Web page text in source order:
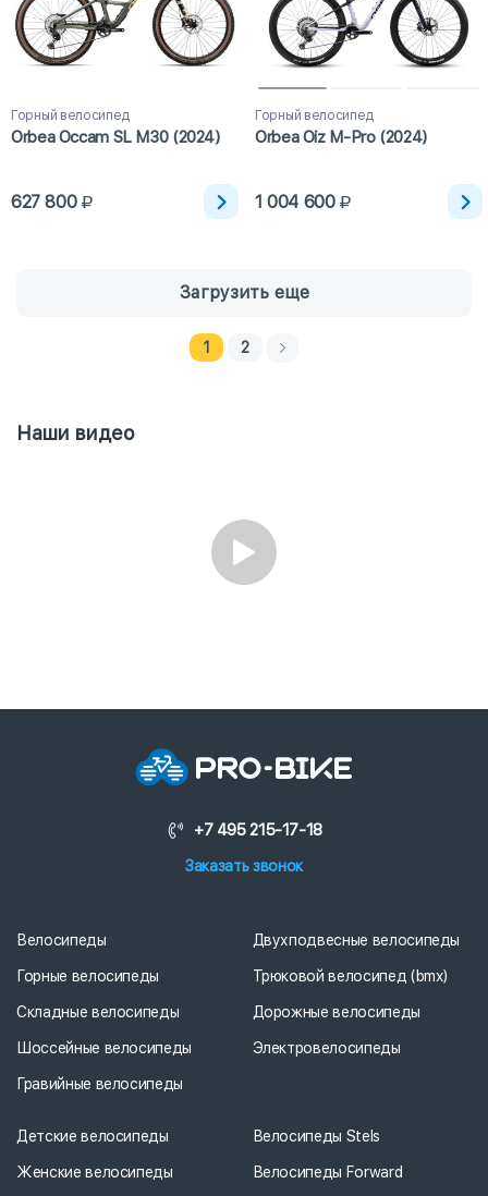
Горный велосипед
Orbea Occam SL M30 (2024)
627 800
Горный велосипед
Orbea Oiz M-Pro (2024)
1 004 600
Загрузить еще
1 2
Наши видео
+7 495 215-17-18
Заказать звонок
Велосипеды
Горные велосипеды
Складные велосипеды
Шоссейные велосипеды
Гравийные велосипеды
Двухподвесные велосипеды
Трюковой велосипед (bmx)
Дорожные велосипеды
Электровелосипеды
Детские велосипеды
Женские велосипеды
Велосипеды Stels
Велосипеды Forward